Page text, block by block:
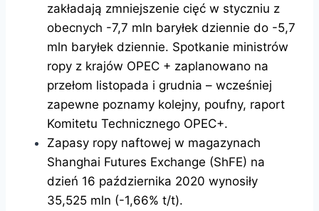
zakładają zmniejszenie cięć w styczniu z
obecnych -7,7 mln baryłek dziennie do -5,7
mln baryłek dziennie. Spotkanie ministrów
ropy z krajów OPEC + zaplanowano na
przełom listopada i grudnia – wcześniej
zapewne poznamy kolejny, poufny, raport
Komitetu Technicznego OPEC+.
Zapasy ropy naftowej w magazynach
Shanghai Futures Exchange (ShFE) na
dzień 16 października 2020 wynosiły
35,525 mln (-1,66% t/t).